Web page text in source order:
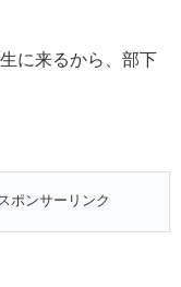
に来るから、部下
ポンサーリンク